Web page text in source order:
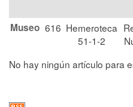
Museo 616 Hemeroteca
51-1-2
No hay ningún artículo para